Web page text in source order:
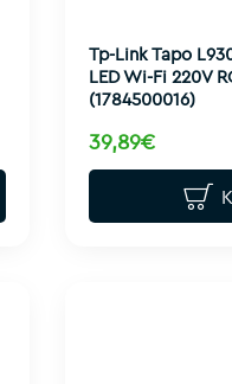
Tp-Link Tapo
LED Wi-Fi 220V
(1784500016)
39,89€